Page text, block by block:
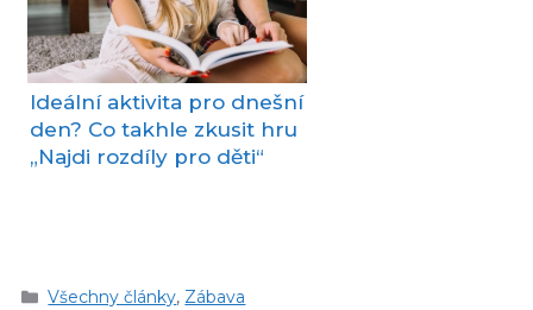
Ideální aktivita pro dnešní
den? Co takhle zkusit hru
„Najdi rozdíly pro děti“
Rubriky
Všechny články, Zábava